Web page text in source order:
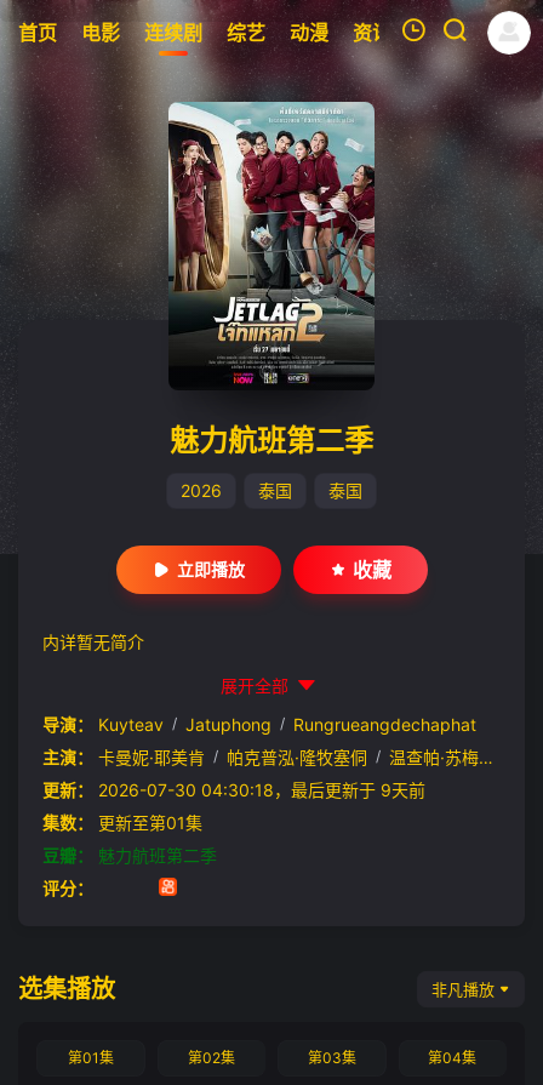
首页 电影 连续剧 综艺 动漫 资讯 明星 周表
我的观影记录
暂无观看影片的记录
魅力航班第二季
2026 泰国 泰国
立即播放 收藏
内详暂无简介
展开全部
导演：
Kuyteav / Jatuphong / Rungrueangdechaphat
主演：
卡曼妮·耶美肯 / 帕克普泓·隆牧塞侗 / 温查帕·苏梅提固
更新：
2026-07-30 04:30:18，最后更新于 9天前
集数：
更新至第01集
豆瓣：
魅力航班第二季
评分：
选集播放 非凡播放
第01集 第02集 第03集 第04集